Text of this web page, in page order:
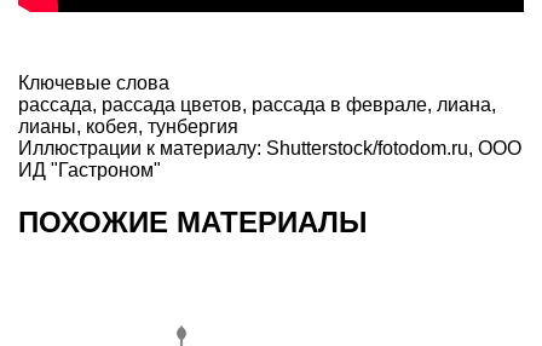
Ключевые слова
рассада, рассада цветов, рассада в феврале, лиана,
лианы, кобея, тунбергия
Иллюстрации к материалу: Shutterstock/fotodom.ru, ООО
ИД "Гастроном"
ПОХОЖИЕ МАТЕРИАЛЫ